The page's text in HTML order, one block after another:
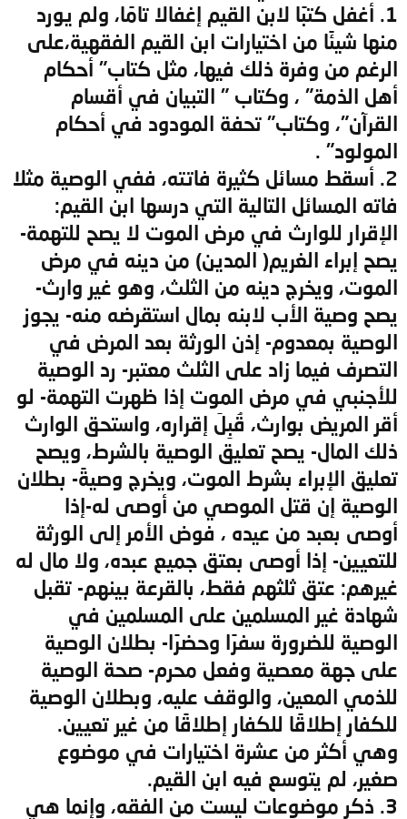
1. أغفل كتبًا لابن القيم إغفالا تامًا، ولم يورد
منها شيئًا من اختيارات ابن القيم الفقهية،على
الرغم من وفرة ذلك فيها، مثل كتاب" أحكام
أهل الذمة" ، وكتاب " التبيان في أقسام
القرآن"، وكتاب" تحفة المودود في أحكام
المولود" .
2. أسقط مسائل كثيرة فاتته، ففي الوصية مثلا
فاته المسائل التالية التي درسها ابن القيم:
الإقرار للوارث في مرض الموت لا يصح للتهمة-
يصح إبراء الغريم( المدين) من دينه في مرض
الموت، ويخرج دينه من الثلث، وهو غير وارث-
يصح وصية الأب لابنه بمال استقرضه منه- يجوز
الوصية بمعدوم- إذن الورثة بعد المرض في
التصرف فيما زاد على الثلث معتبر- رد الوصية
للأجنبي في مرض الموت إذا ظهرت التهمة- لو
أقر المريض بوارث، قُبِلَ إقراره، واستحق الوارث
ذلك المال- يصح تعليق الوصية بالشرط، ويصح
تعليق الإبراء بشرط الموت، ويخرج وصيةً- بطلان
الوصية إن قتل الموصي من أوصى له-إذا
أوصى بعبد من عيده ، فوض الأمر إلى الورثة
للتعيين- إذا أوصى بعتق جميع عبده، ولا مال له
غيرهم: عتق ثلثهم فقط، بالقرعة بينهم- تقبل
شهادة غير المسلمين على المسلمين في
الوصية للضرورة سفرًا وحضرًا- بطلان الوصية
على جهة معصية وفعل محرم- صحة الوصية
للذمي المعين، والوقف عليه، وبطلان الوصية
للكفار إطلاقًا للكفار إطلاقًا من غير تعيين.
وهي أكثر من عشرة اختيارات في موضوع
صغير، لم يتوسع فيه ابن القيم.
3. ذكر موضوعات ليست من الفقه، وإنما هي